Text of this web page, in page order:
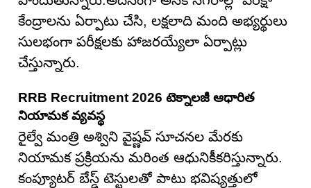
కేంద్రాలను ఏర్పాటు చేసి, లక్షలాది మంది అభ్యర్థులు
సులభంగా పరీక్షలకు హాజరయ్యేలా ఏర్పాట్లు
చేస్తున్నారు.
RRB Recruitment 2026 టెక్నాలజీ ఆధారిత
నియామక వ్యవస్థ
రైల్వే మంత్రి అశ్విని వైష్ణవ్ సూచనల మేరకు
నియామక ప్రక్రియను మరింత ఆధునికీకరిస్తున్నారు.
కంప్యూటర్ బేస్డ్ టెస్టులతో పాటు భవిష్యత్తులో